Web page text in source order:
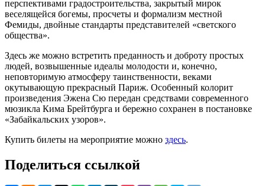
перспективами градостроительства, закрытый мирок
веселящейся богемы, просчеты и формализм местной
Фемиды, двойные стандарты представителей «светского
общества».
Здесь же можно встретить преданность и доброту простых
людей, возвышенные идеалы молодости и, конечно,
неповторимую атмосферу таинственности, веками
окутывающую прекрасный Париж. Особенный колорит
произведения Эжена Сю передан средствами современного
мюзикла Кима Брейтбурга и бережно сохранен в постановке
«Забайкальских узоров».
Купить билеты на мероприятие можно здесь.
Поделиться ссылкой